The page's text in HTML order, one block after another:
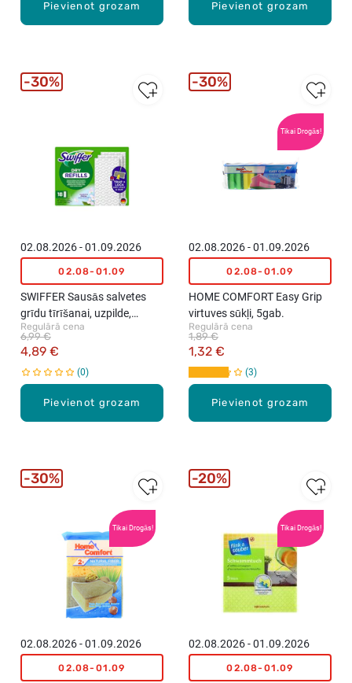
Pievienot grozam Pievienot grozam
Pievienot grozam
02.08.2026 - 01.09.2026
02.08-01.09
SWIFFER Sausās salvetes
grīdu tīrīšanai, uzpilde,
18gab
Regulārā cena
4,89 €
6,99 €
0
30%
Tikai Drogās!
Pievienot grozam
02.08.2026 - 01.09.2026
02.08-01.09
HOME COMFORT Easy Grip
virtuves sūkļi, 5gab.
Regulārā cena
1,32 €
1,89 €
3
30%
Tikai Drogās!
02.08.2026 - 01.09.2026
02.08-01.09
30%
Tikai Drogās!
02.08.2026 - 01.09.2026
02.08-01.09
20%